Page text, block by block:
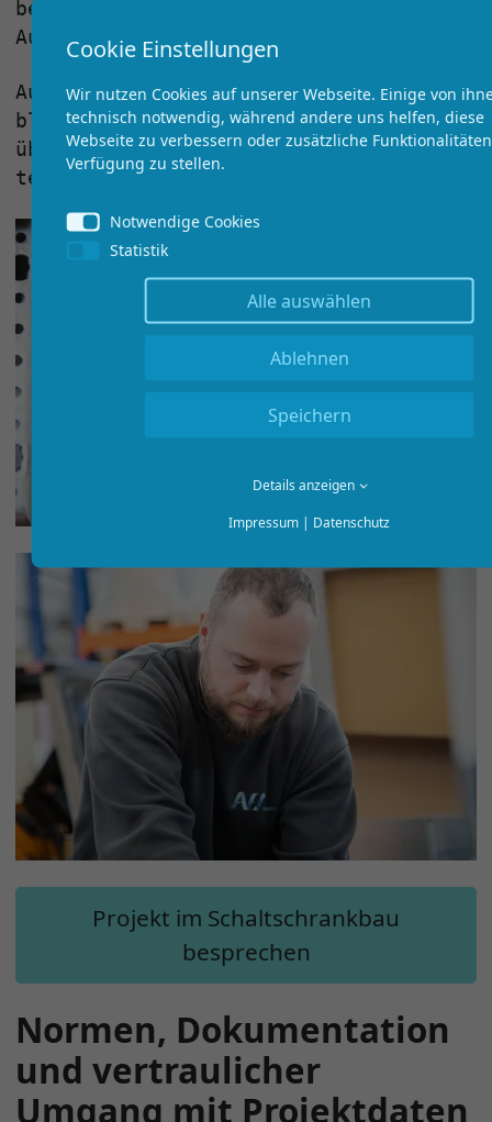
bei Bedarf Klimatisierung in die
Auslegung einbezogen.
Auch bei kompakten Gehäusegrößen
bleibt der Schaltschrank
übersichtlich, wartungsfreundlich und
technisch erweiterbar.
Projekt im Schaltschrankbau
besprechen
Normen, Dokumentation
und vertraulicher
Umgang mit Projektdaten
Cookie Einstellungen
Wir nutzen Cookies auf unserer Webseite. Einige von
technisch notwendig, während andere uns helfen, diese
Webseite zu verbessern oder zusätzliche
Verfügung zu stellen.
Notwendige Cookies
Statistik
Alle auswählen
Ablehnen
Speichern
Details anzeigen
Impressum | Datenschutz